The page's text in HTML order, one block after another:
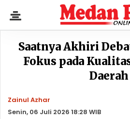
Saatnya Akhiri
Fokus pada
Daerah
Zainul Azhar
Senin, 06 Juli 2026 18:28 WIB